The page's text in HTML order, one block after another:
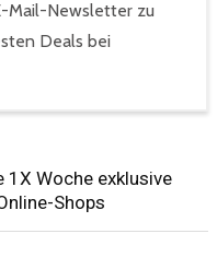
Mail-Newsletter zu
Deals bei
1X Woche exklusive
Shops​